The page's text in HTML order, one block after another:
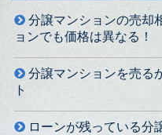
分譲マンションの売却
ョンでも価格は異なる！
分譲マンションを売る
ト
ローンが残っている分